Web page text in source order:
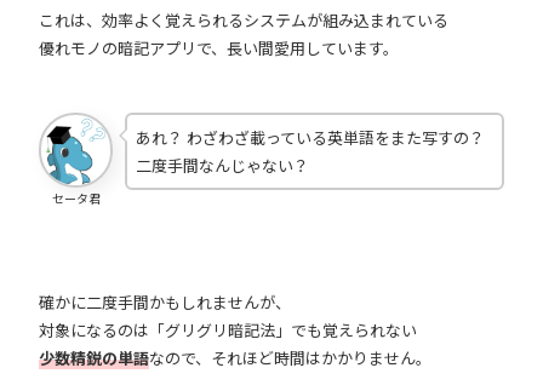
これは、効率よく覚えられるシステムが組み込まれている
優れモノの暗記アプリで、長い間愛用しています。
セータ君
あれ？ わざわざ載っている英単語をまた写すの？
二度手間なんじゃない？
確かに二度手間かもしれませんが、
対象になるのは「グリグリ暗記法」でも覚えられない
少数精鋭の単語なので、それほど時間はかかりません。